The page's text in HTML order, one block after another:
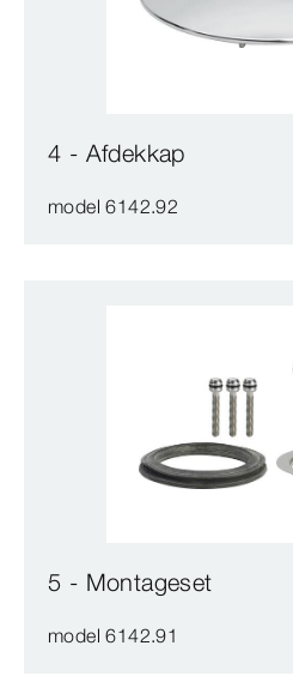
4 - Afdekkap
model 6142.92
5 - Montageset
model 6142.91